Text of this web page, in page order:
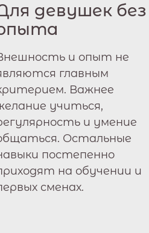
девушек без
и опыт не
главным
Важнее
учиться,
и умение
Остальные
постепенно
на обучении и
сменах.